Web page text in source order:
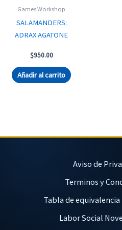
Games Workshop
SALAMANDERS:
ADRAX AGATONE
$950.00
Añadir al carrito
Aviso de
Terminos y
Tabla de
Labor Social